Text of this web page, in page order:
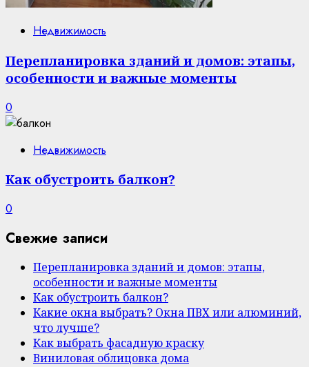
Недвижимость
Перепланировка зданий и домов: этапы,
особенности и важные моменты
0
Недвижимость
Как обустроить балкон?
0
Свежие записи
Перепланировка зданий и домов: этапы,
особенности и важные моменты
Как обустроить балкон?
Какие окна выбрать? Окна ПВХ или алюминий,
что лучше?
Как выбрать фасадную краску
Виниловая облицовка дома